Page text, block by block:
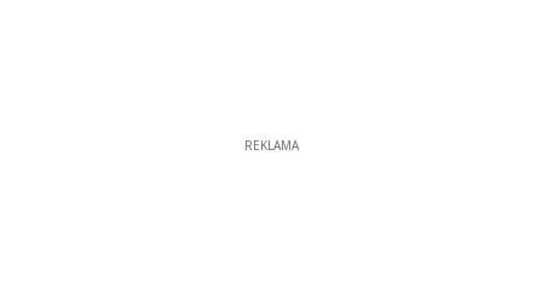
REKLAMA